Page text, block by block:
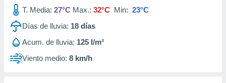
publicidad
de
1199
T. Media: 27°C Max.: 32°C Min: 23°C
Días de lluvia: 18 días
Acum. de lluvia: 125 l/m²
Viento medio: 8 km/h